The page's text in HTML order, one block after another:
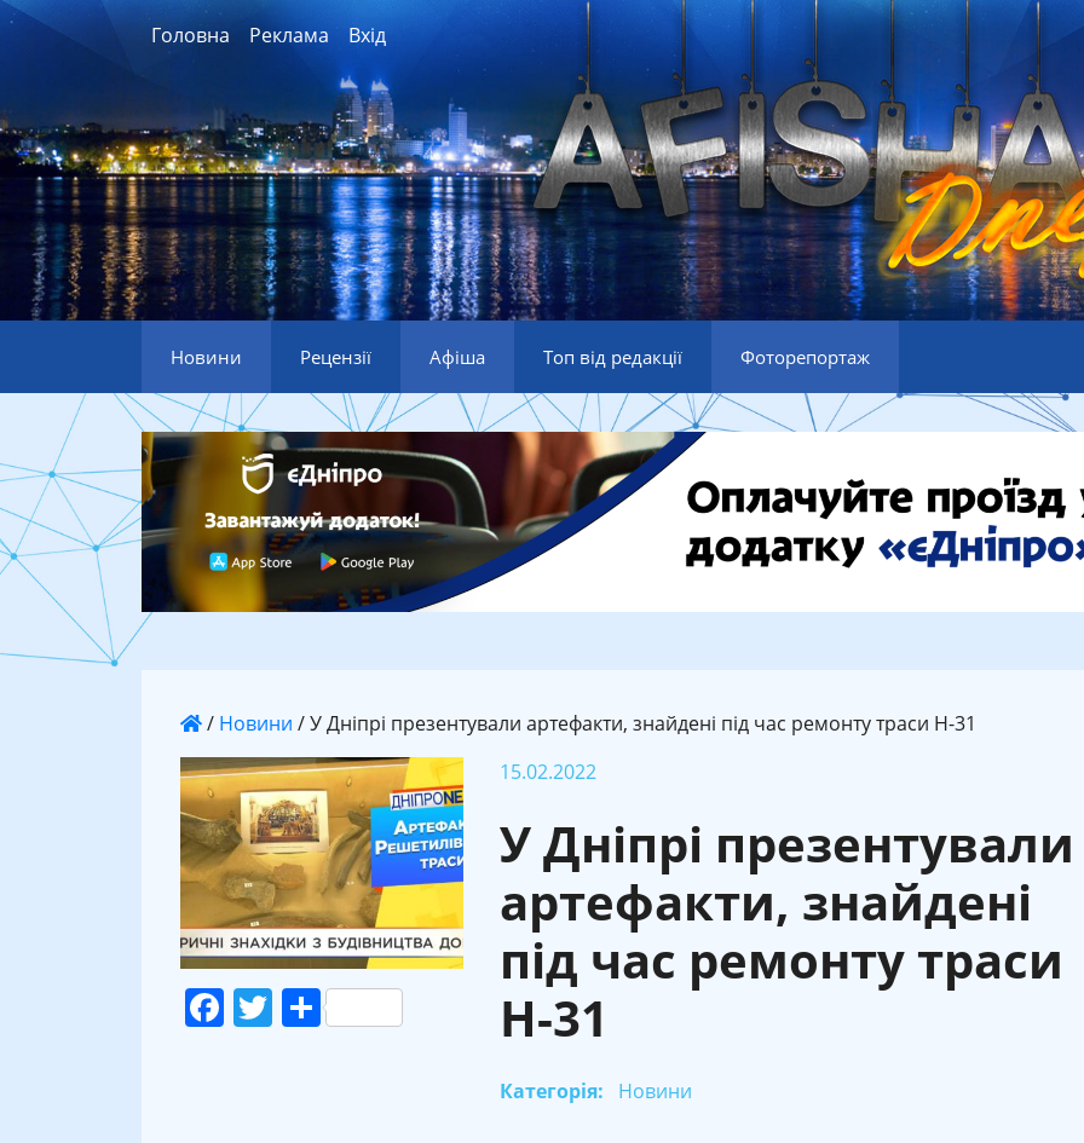
Головна Реклама Вхід
Новини Рецензії Афіша Топ від редакції Фоторепортаж
/ Новини /У Дніпрі презентували артефакти, знайдені під час ремонту траси Н-31
Facebook
Twitter
Поділитися
15.02.2022
У Дніпрі презентували
артефакти, знайдені
під час ремонту траси
Н-31
Категорія: Новини